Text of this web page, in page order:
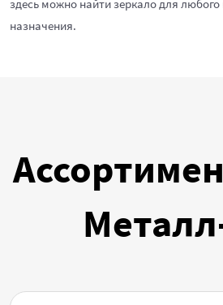
здесь можно найти зеркало для любого
назначения.